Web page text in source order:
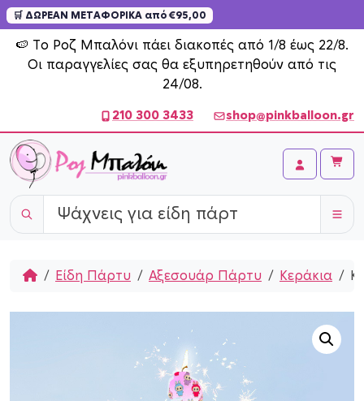
🛒 ΔΩΡΕΑΝ ΜΕΤΑΦΟΡΙΚΑ από €95,00
🍉 Το Ροζ Μπαλόνι πάει διακοπές από 1/8 έως 22/8.
Οι παραγγελίες σας θα εξυπηρετηθούν από τις
24/08.
Skip to content
210 300 3433 shop@pinkballoon.gr
Account
Cart
HomeΕίδη Πάρτυ Αξεσουάρ Πάρτυ Κεράκια